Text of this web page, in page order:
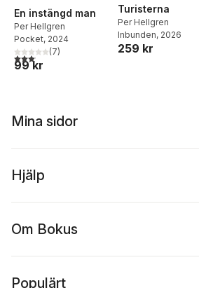
En instängd man
Per Hellgren
Pocket, 2024
3,1utav 5 stjärnor. Totalt antal röster:
(7)
99 kr
Turisterna
Per Hellgren
Inbunden, 2026
259 kr
Mina sidor
Hjälp
Om Bokus
Populärt